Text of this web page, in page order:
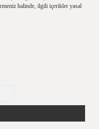
halinde, ilgili içerikler yasal